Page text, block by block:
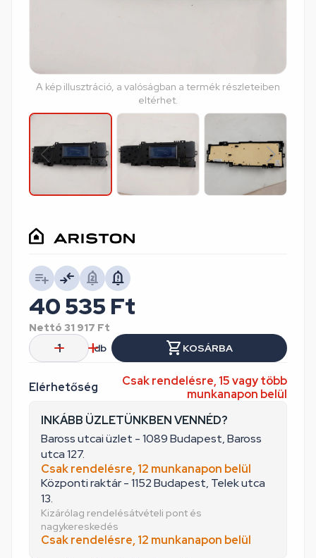
A kép illusztráció, a valóságban a termék részleteiben
eltérhet.
Elérhetőség
Csak rendelésre, 15 vagy több
munkanapon belül
INKÁBB ÜZLETÜNKBEN VENNÉD?
Baross utcai üzlet - 1089 Budapest, Baross
utca 127.
Csak rendelésre, 12 munkanapon belül
Központi raktár - 1152 Budapest, Telek utca
13.
Kizárólag rendelésátvételi pont és
nagykereskedés
Csak rendelésre, 12 munkanapon belül
40 535 Ft
Nettó 31 917 Ft
db
KOSÁRBA